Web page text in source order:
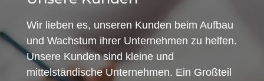
Wir lieben es, unseren Kunden beim Aufbau
und Wachstum ihrer Unternehmen zu helfen.
Unsere Kunden sind kleine und
mittelständische Unternehmen. Ein Großteil